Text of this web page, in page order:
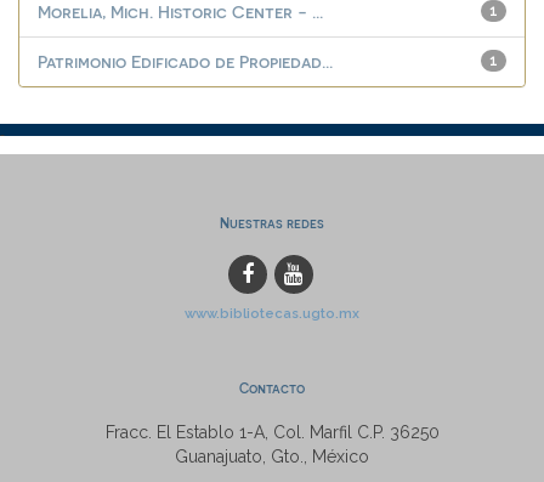
1
Morelia, Mich. Historic Center - ...
1
Patrimonio Edificado de Propiedad...
Nuestras redes
www.bibliotecas.ugto.mx
Contacto
Fracc. El Establo 1-A, Col. Marfil C.P. 36250
Guanajuato, Gto., México